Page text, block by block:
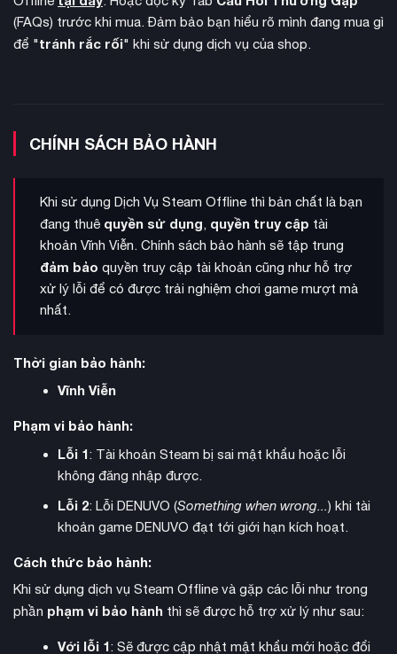
từ văn hóa dân gian Ireland, mang đến một thế giới giả tưởng
nền đầy cảm hứng từ Christos Antoniou và FILMharmonic
Orchestra Prague. Câu chuyện được viết bởi Brian Mitsoda,
tác giả của Vampire: The Masquerade – Bloodlines.
và 75 địa điểm độc đáo, game cung cấp
khoảng 40 giờ nội dung chính với nhiều kết thúc khác nhau.
Hệ thống craft cho phép tạo ra hàng trăm vũ khí và trang bị,
trong khi các Artisan Vendor tại Witch Tree sẽ hỗ trợ nâng
cấp thiết bị và pha chế các vật phẩm hữu ích.
(FAQs) trước khi mua. Đảm bảo bạn hiểu rõ mình đang mua gì
để "tránh rắc rối" khi sử dụng dịch vụ của shop.
CHÍNH SÁCH BẢO HÀNH
Khi sử dụng Dịch Vụ Steam Offline thì bản chất là bạn
đang thuê quyền sử dụng, quyền truy cập tài
khoản Vĩnh Viễn. Chính sách bảo hành sẽ tập trung
đảm bảo quyền truy cập tài khoản cũng như hỗ trợ
xử lý lỗi để có được trải nghiệm chơi game mượt mà
nhất.
Thời gian bảo hành:
Vĩnh Viễn
Phạm vi bảo hành:
Lỗi 1: Tài khoản Steam bị sai mật khẩu hoặc lỗi
không đăng nhập được.
Lỗi 2: Lỗi DENUVO (Something when wrong...) khi tài
khoản game DENUVO đạt tới giới hạn kích hoạt.
Cách thức bảo hành:
Khi sử dụng dịch vụ Steam Offline và gặp các lỗi như trong
phần phạm vi bảo hành thì sẽ được hỗ trợ xử lý như sau:
Với lỗi 1: Sẽ được cập nhật mật khẩu mới hoặc đổi